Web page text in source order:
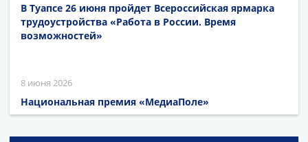
В Туапсе 26 июня пройдет Всероссийская ярмарка
трудоустройства «Работа в России. Время
возможностей»
8 июня 2026
Национальная премия «МедиаПоле»